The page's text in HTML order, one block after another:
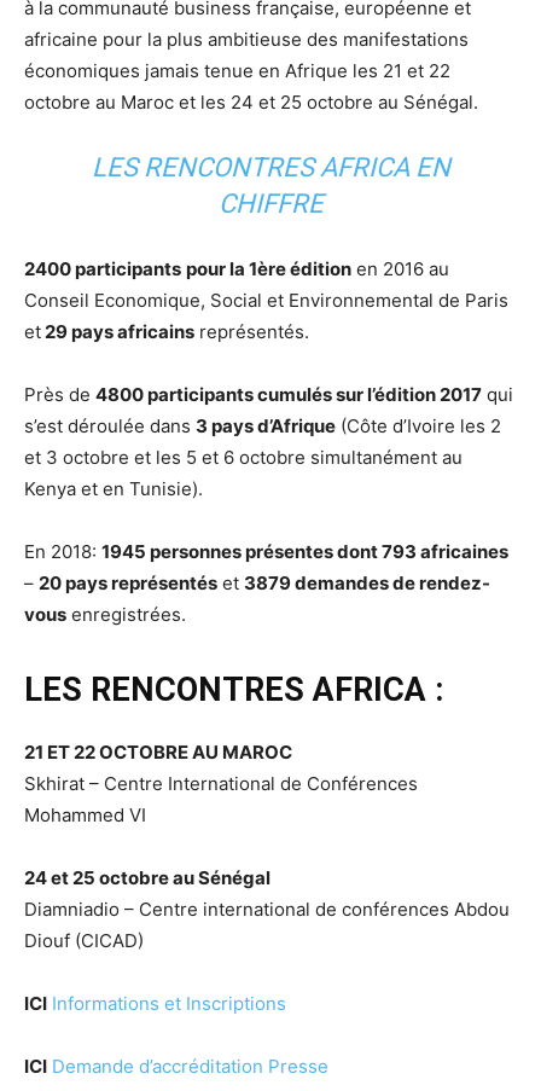
à la communauté business française, européenne et
africaine pour la plus ambitieuse des manifestations
économiques jamais tenue en Afrique les 21 et 22
octobre au Maroc et les 24 et 25 octobre au Sénégal.
LES RENCONTRES AFRICA EN
CHIFFRE
2400 participants pour la 1ère édition en 2016 au
Conseil Economique, Social et Environnemental de Paris
et29 pays africains représentés.
Près de 4800 participants cumulés sur l’édition 2017 qui
s’est déroulée dans 3 pays d’Afrique (Côte d’Ivoire les 2
et 3 octobre et les 5 et 6 octobre simultanément au
Kenya et en Tunisie).
En 2018: 1945 personnes présentes dont 793 africaines
– 20 pays représentés et 3879 demandes de rendez-
vous enregistrées.
LES RENCONTRES AFRICA :
21 ET 22 OCTOBRE AU MAROC
Skhirat – Centre International de Conférences
Mohammed VI
24 et 25 octobre au Sénégal
Diamniadio – Centre international de conférences Abdou
Diouf (CICAD)
ICI Informations et Inscriptions
ICI Demande d’accréditation Presse